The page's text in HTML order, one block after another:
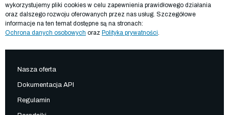
wykorzystujemy pliki cookies w celu zapewnienia prawidłowego działania
oraz dalszego rozwoju oferowanych przez nas usług. Szczegółowe
informacje na ten temat dostępne są na stronach:
Ochrona danych osobowych oraz Polityka prywatności
Nasza oferta
Dokumentacja API
Regulamin